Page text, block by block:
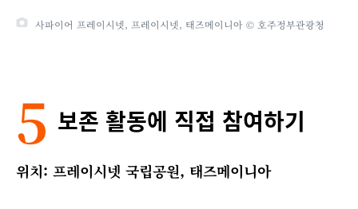
사파이어 프레이시넷, 프레이시넷, 태즈메이니아 © 호주정부관광청
5 보존 활동에 직접 참여하기
위치: 프레이시넷 국립공원, 태즈메이니아